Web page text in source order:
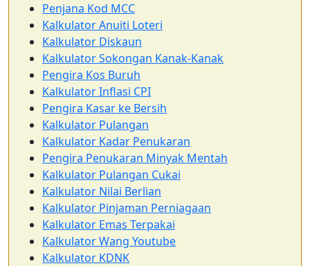
Penjana Kod MCC
Kalkulator Anuiti Loteri
Kalkulator Diskaun
Kalkulator Sokongan Kanak-Kanak
Pengira Kos Buruh
Kalkulator Inflasi CPI
Pengira Kasar ke Bersih
Kalkulator Pulangan
Kalkulator Kadar Penukaran
Pengira Penukaran Minyak Mentah
Kalkulator Pulangan Cukai
Kalkulator Nilai Berlian
Kalkulator Pinjaman Perniagaan
Kalkulator Emas Terpakai
Kalkulator Wang Youtube
Kalkulator KDNK